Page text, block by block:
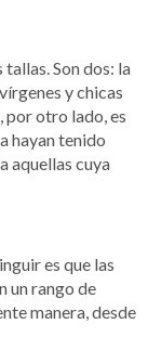
Son dos: la
y chicas
por otro lado, es
hayan tenido
aquellas cuya
es que las
un rango de
manera, desde